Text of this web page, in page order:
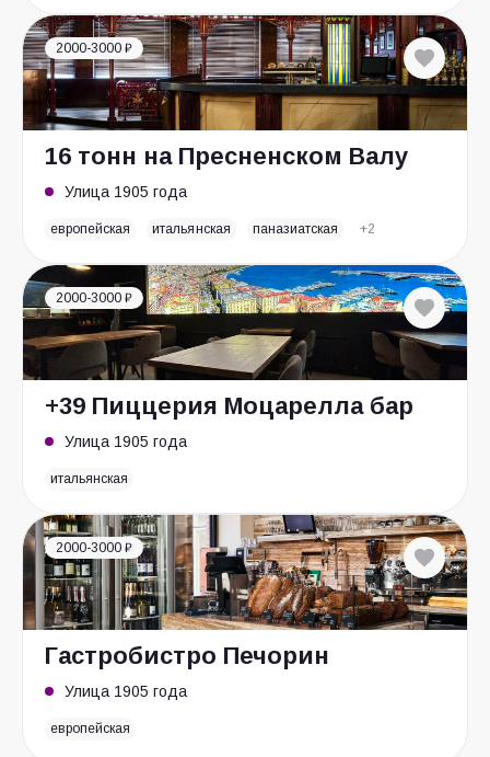
2000-3000 ₽
16 тонн на Пресненском Валу
Улица 1905 года
европейская итальянская паназиатская +2
2000-3000 ₽
+39 Пиццерия Моцарелла бар
Улица 1905 года
итальянская
2000-3000 ₽
Гастробистро Печорин
Улица 1905 года
европейская